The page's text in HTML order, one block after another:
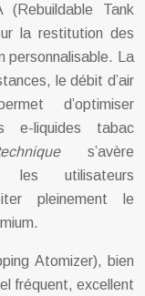
(Rebuildable Tank
la restitution des
personnalisable. La
le débit d’air
d’optimiser
e-liquides tabac
s’avère
les utilisateurs
pleinement le
Atomizer), bien
fréquent, excellent